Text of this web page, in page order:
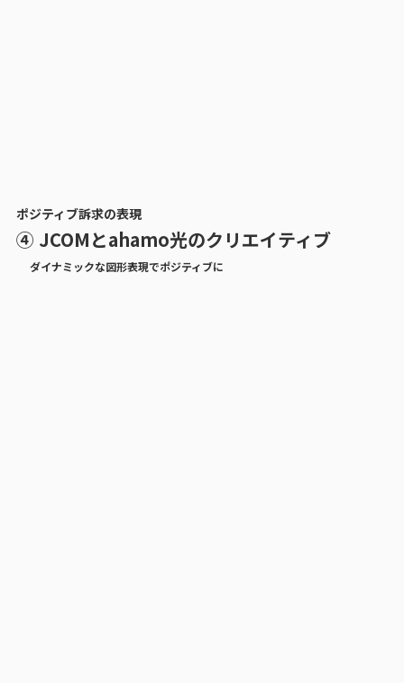
ポジティブ訴求の表現
④ JCOMとahamo光のクリエイティブ
ダイナミックな図形表現でポジティブに